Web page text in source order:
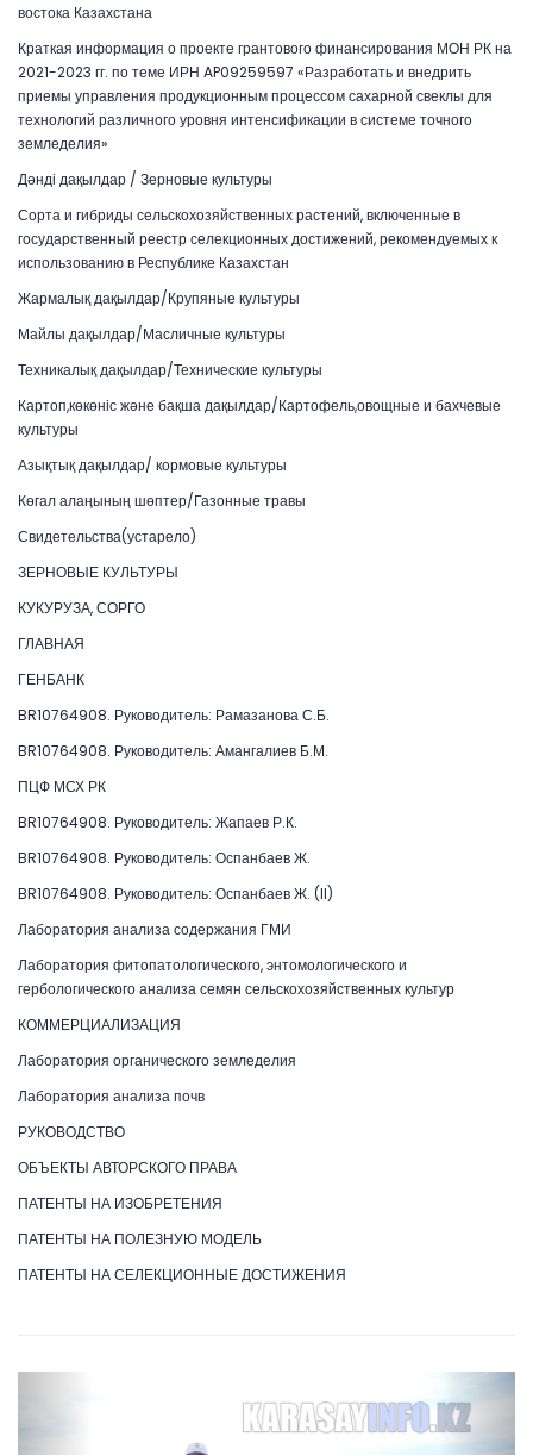
востока Казахстана
Краткая информация о проекте грантового финансирования МОН РК на
2021-2023 гг. по теме ИРН AP09259597 «Разработать и внедрить
приемы управления продукционным процессом сахарной свеклы для
технологий различного уровня интенсификации в системе точного
земледелия»
Дәнді дақылдар / Зерновые культуры
Сорта и гибриды сельскохозяйственных растений, включенные в
государственный реестр селекционных достижений, рекомендуемых к
использованию в Республике Казахстан
Жармалық дақылдар/Крупяные культуры
Майлы дақылдар/Масличные культуры
Техникалық дақылдар/Технические культуры
Картоп,көкөніс және бақша дақылдар/Картофель,овощные и бахчевые
культуры
Азықтық дақылдар/ кормовые культуры
Көгал алаңының шөптер/Газонные травы
Свидетельства(устарело)
ЗЕРНОВЫЕ КУЛЬТУРЫ
КУКУРУЗА, СОРГО
ГЛАВНАЯ
ГЕНБАНК
BR10764908. Руководитель: Рамазанова С.Б.
BR10764908. Руководитель: Амангалиев Б.М.
ПЦФ МСХ РК
BR10764908. Руководитель: Жапаев Р.К.
BR10764908. Руководитель: Оспанбаев Ж.
BR10764908. Руководитель: Оспанбаев Ж. (II)
Лаборатория анализа содержания ГМИ
Лаборатория фитопатологического, энтомологического и
гербологического анализа семян сельскохозяйственных культур
КОММЕРЦИАЛИЗАЦИЯ
Лаборатория органического земледелия
Лаборатория анализа почв
РУКОВОДСТВО
ОБЪЕКТЫ АВТОРСКОГО ПРАВА
ПАТЕНТЫ НА ИЗОБРЕТЕНИЯ
ПАТЕНТЫ НА ПОЛЕЗНУЮ МОДЕЛЬ
ПАТЕНТЫ НА СЕЛЕКЦИОННЫЕ ДОСТИЖЕНИЯ